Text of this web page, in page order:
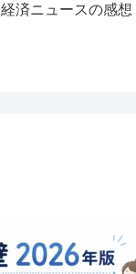
経済ニュースの感想